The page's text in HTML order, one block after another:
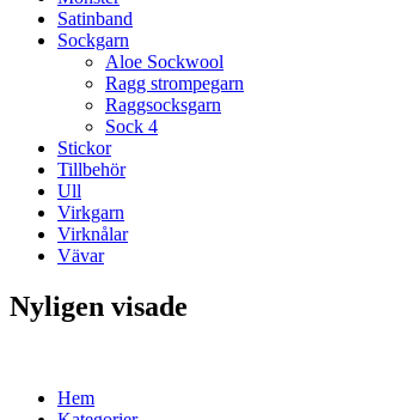
Satinband
Sockgarn
Aloe Sockwool
Ragg strompegarn
Raggsocksgarn
Sock 4
Stickor
Tillbehör
Ull
Virkgarn
Virknålar
Vävar
Nyligen visade
Hem